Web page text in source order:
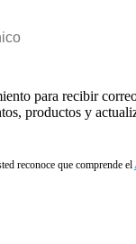
para recibir
productos y
reconoce que comprende el